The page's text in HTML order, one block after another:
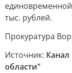
тыс. рублей.
Прокуратура
Источник:
области"